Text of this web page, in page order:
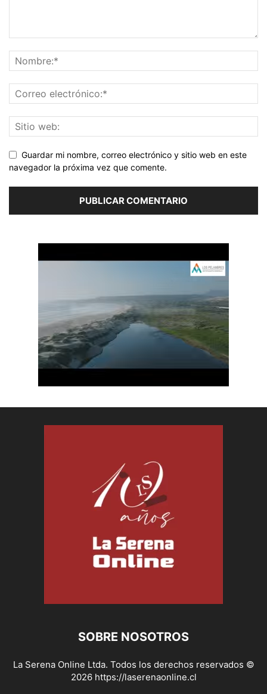
Guardar mi nombre, correo electrónico y sitio web en este
navegador la próxima vez que comente.
SOBRE NOSOTROS
La Serena Online Ltda. Todos los derechos reservados ©
2026 https://laserenaonline.cl